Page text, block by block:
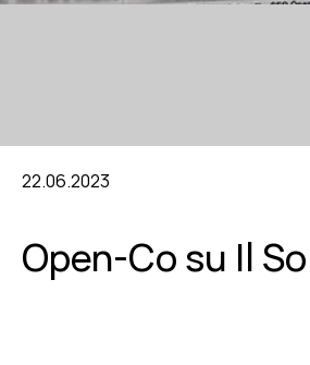
22.06.2023
Open-Co su Il